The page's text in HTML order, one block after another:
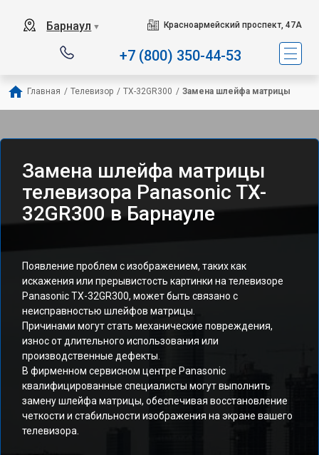
Барнаул ▼ Красноармейский проспект, 47А
+7 (800) 350-44-53
Главная / Телевизор / TX-32GR300 / Замена шлейфа матрицы
Замена шлейфа матрицы
телевизора Panasonic TX-
32GR300 в Барнауле
Появление проблем с изображением, таких как
искажения или прерывистость картинки на телевизоре
Panasonic TX-32GR300, может быть связано с
неисправностью шлейфов матрицы.
Причинами могут стать механические повреждения,
износ от длительного использования или
производственные дефекты.
В фирменном сервисном центре Panasonic
квалифицированные специалисты могут выполнить
замену шлейфа матрицы, обеспечивая восстановление
четкости и стабильности изображения на экране вашего
телевизора.